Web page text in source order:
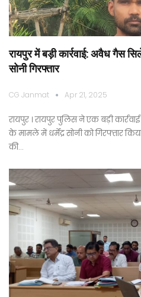
रायपुर में बड़ी कार्रवाई: अवैध गैस
सोनी गिरफ्तार
CG Janmat Apr 21, 2025
रायपुर । रायपुर पुलिस ने एक बड़ी
के मामले में धर्मेंद्र सोनी को गिरफ्तार
की…